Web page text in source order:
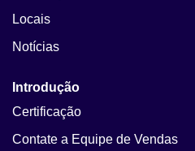
Locais
Notícias
Introdução
Certificação
Contate a Equipe de Vendas